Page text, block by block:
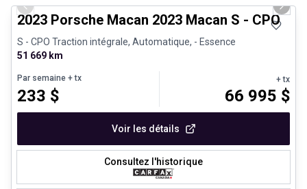
Previous slide Next
2023 Porsche Macan 2023 Macan S - CPO
S - CPO Traction intégrale, Automatique, - Essence
51 669 km
Par semaine + tx
233 $
+ tx
66 995 $
Voir les détails
Consultez l'historique